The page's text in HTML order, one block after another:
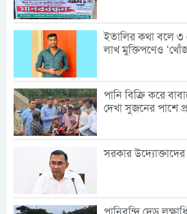
ইতালির কথা বলে ৩
লাখ মুক্তিপণেও
পানি বিক্রি করে
দেখা সুজনের পাশে
সরকার উদ্যোক্তাদের